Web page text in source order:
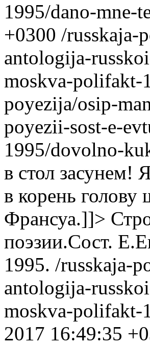
1995/dano-mne-
+0300 /russkaja-
antologija-
moskva-polifakt-
poyezija/osip-
poyezii-sost-e-
1995/dovolno-
в стол засунем!
в корень
Франсуа.]]>
поэзии.Сост.
1995. /russkaja-
antologija-
moskva-polifakt-
2017 16:49:35